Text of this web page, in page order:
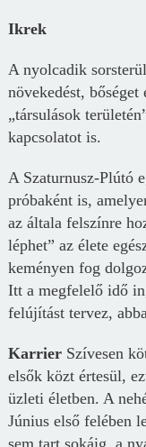
Ikrek
A nyolcadik
növekedést, bőséget
„társulások
kapcsolatot is.
A Szaturnusz-Plútó
próbaként is,
az általa felszínre
léphet” az élete
keményen fog
Itt a megfelelő idő
felújítást tervez,
KarrierSzívesen
elsők közt értesül,
üzleti életben. A
Június első felében
sem tart sokáig, a